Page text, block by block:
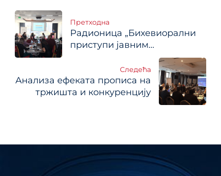
Кретање
чланка
Претходна
Радионица „Бихевиорални
приступи јавним
Следећа
Анализа ефеката прописа на
тржишта и конкуренцију